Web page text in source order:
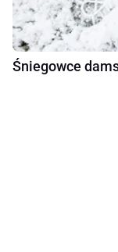
Śniegowce